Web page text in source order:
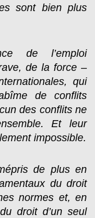
sont bien plus
de l’emploi
de la force –
qui
de conflits
des conflits ne
Et leur
impossible.
de plus en
du droit
normes et, en
droit d’un seul